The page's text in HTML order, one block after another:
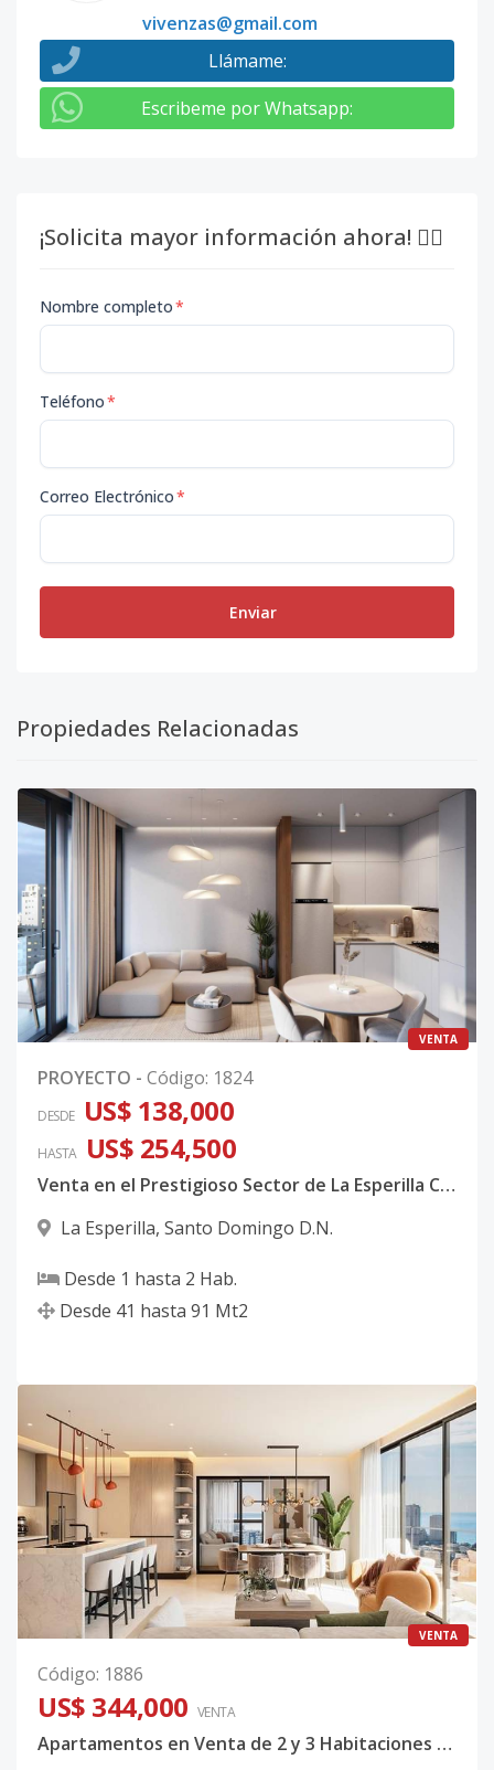
vivenzas@gmail.com
Llámame:
Escribeme por Whatsapp:
¡Solicita mayor información ahora! 👇🏽
Nombre completo*
Teléfono*
Correo Electrónico*
Enviar
Propiedades Relacionadas
VENTA
PROYECTO - Código: 1824
DESDE US$ 138,000
HASTA US$ 254,500
Venta en el Prestigioso Sector de La Esperilla Código: PD699 Entrega Fin2027
La Esperilla, Santo Domingo D.N.
Desde 1 hasta 2 Hab.
Desde 41 hasta 91 Mt2
VENTA
Código: 1886
US$ 344,000 VENTA
Apartamentos en Venta de 2 y 3 Habitaciones en Torre Exclusiva de La Esperilla Codigo:PD732